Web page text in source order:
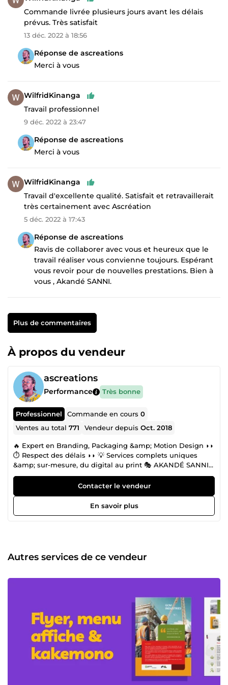
Commande livrée plusieurs jours avant les délais
prévus. Très satisfait
13 déc. 2022 à 18:56
Réponse de ascreations
Merci à vous
WilfridKinanga
Travail professionnel
9 déc. 2022 à 23:47
Réponse de ascreations
Merci à vous
WilfridKinanga
Travail d'excellente qualité. Satisfait et retravaillerait
très certainement avec Ascréation
5 déc. 2022 à 17:43
Réponse de ascreations
Ravis de collaborer avec vous et heureux que le
travail réaliser vous convienne toujours. Espérant
vous revoir pour de nouvelles prestations. Bien à
vous , Akandé SANNI.
Plus de commentaires
À propos du vendeur
ascreations
Performance Très bonne
Professionnel Commande en cours0
Ventes au total771 Vendeur depuisOct. 2018
🔥 Expert en Branding, Packaging &amp; Motion Design ◗◗
⏱ Respect des délais ◗◗ 💡 Services complets uniques
&amp; sur-mesure, du digital au print 🎭 AKANDÉ SANNI
Graphiste sénior &amp; formateur à l’Africa Design School
(Bénin) +15 ans d’expérience à transformer votre identité
visuelle avec des designs élégants, minimalistes et
dynamiques, pensés pour booster votre image de marque
en avantage commercial et stratégique. Oubliez les
POURQUOI CHOISIR MES SERVICES Rapidité et flexibilité,
avec des designs modernes adaptés à vos supports. Avec
Spécialiste en identité visuelle adaptée aux besoins des
entreprises ambitieuses ✨ MON APPROCHE Écoute active,
brief collaboratif, itérations jusqu’à satisfaction totale,
accompagnement personnalisé et suivi pédagogique pour
vous autonomiser. Service de Création d’Identité Visuelle
Unique et Impactante 🎯 POUR QUI ? Mes offres
s’adressent principalement aux entrepreneurs, startups et
PME ambitieuses du secteur public ou privé (santé,
éducation, livraison, skincare, banque, immobilier…) à la
Contacter le vendeur
En savoir plus
Autres services de ce vendeur